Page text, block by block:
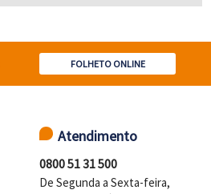
FOLHETO ONLINE
Atendimento
0800 51 31 500
De Segunda a Sexta-feira,